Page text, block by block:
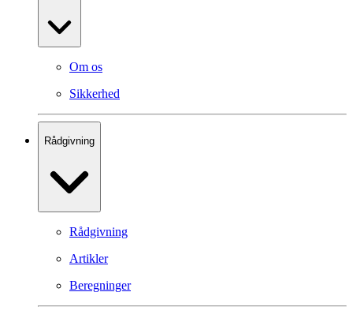
Om os
Sikkerhed
Rådgivning
Rådgivning
Artikler
Beregninger